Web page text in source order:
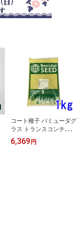
コート種子 バミューダグ
ラス トランスコンチネン
タル 1kg
6,369 円